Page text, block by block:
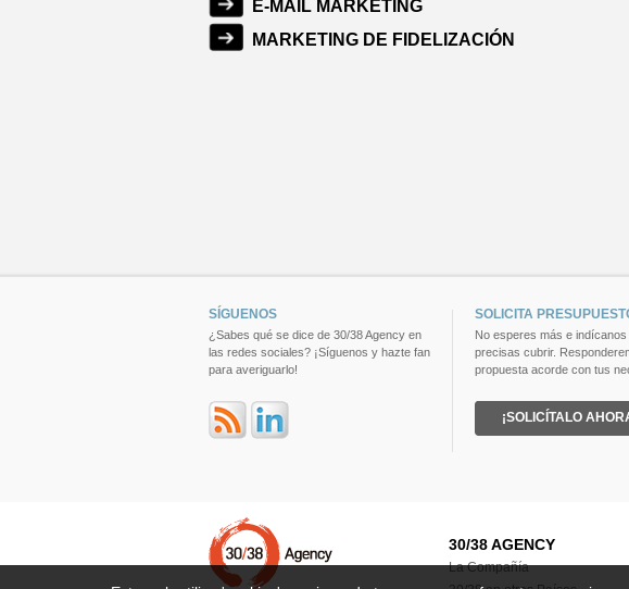
E-MAIL MARKETING
MARKETING DE FIDELIZACIÓN
SÍGUENOS
¿Sabes qué se dice de 30/38 Agency en
las redes sociales? ¡Síguenos y hazte fan
para averiguarlo!
SOLICITA
No esperes más e
precisas cubrir.
propuesta acorde con tus
¡SOLICÍTALO
30/38 AGENCY
La Compañía